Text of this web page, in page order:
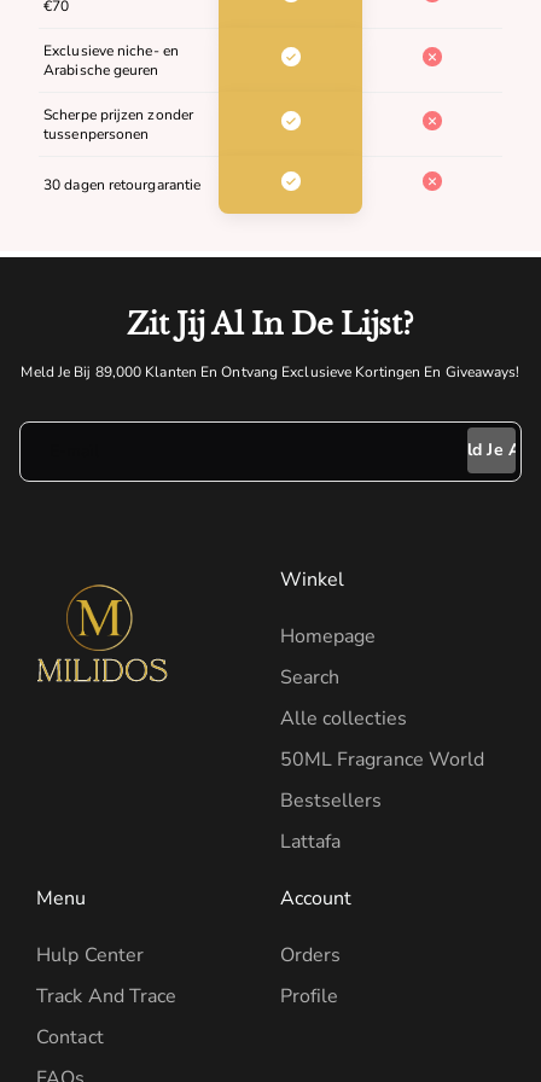
€70
Exclusieve niche- en
Arabische geuren
Scherpe prijzen zonder
tussenpersonen
30 dagen retourgarantie
Zit Jij Al In De Lijst?
Meld Je Bij 89,000 Klanten En Ontvang Exclusieve Kortingen En Giveaways!
Meld Je Aan
Winkel
Homepage
Search
Alle collecties
50ML Fragrance World
Bestsellers
Lattafa
Menu
Hulp Center
Track And Trace
Contact
Account
Orders
Profile